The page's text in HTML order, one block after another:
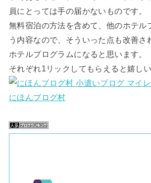
員にとっては手の届かないものです。
無料宿泊の方法を含めて、他のホテル
う内容なので、そういった点も改善さ
ホテルプログラムになると思います。
それぞれ1リックしてもらえると嬉しい
にほんブログ村